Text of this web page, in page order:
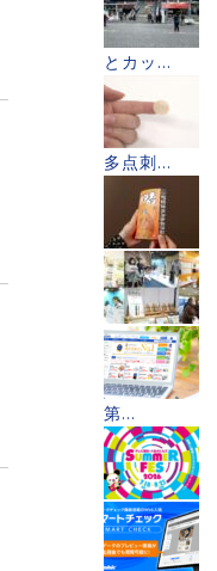
とカッ...
多点刺...
第...